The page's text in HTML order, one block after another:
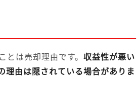
は売却理由です。 収益性が悪い
理由は隠されている場合がありま